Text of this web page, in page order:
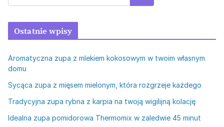
Ostatnie wpisy
Aromatyczna zupa z mlekiem kokosowym w twoim własnym
domu
Sycąca zupa z mięsem mielonym, która rozgrzeje każdego
Tradycyjna zupa rybna z karpia na twoją wigilijną kolację
Idealna zupa pomidorowa Thermomix w zaledwie 45 minut